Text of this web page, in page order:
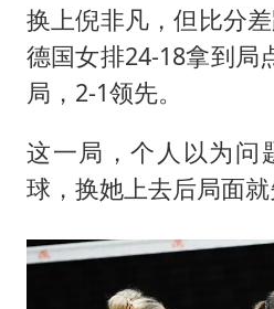
换上倪非凡，但比分
德国女排24-18拿到局
局，2-1领先。
这一局，个人以为问
球，换她上去后局面就